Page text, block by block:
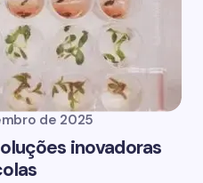
de 2025
inovadoras